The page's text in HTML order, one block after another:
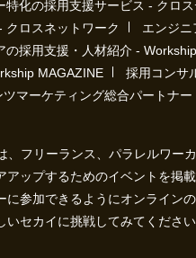
特化の採用支援サービス - クロ
クロスネットワーク
エンジニ
の採用支援・人材紹介 -
MAGAZINE
採用コンサ
ツマーケティング総合パートナー
フリーランス、パラレルワー
ップするためのイベントを掲
に参加できるようにオンライン
セカイに挑戦してみてください